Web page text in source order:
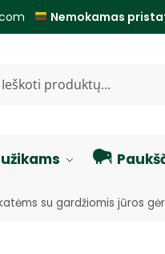
Nemokamas
su gardžiomis jūros